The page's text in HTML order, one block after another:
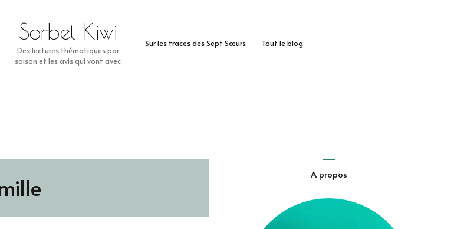
Sur les traces des Sept Sœurs Tout le blog
Sorbet Kiwi
Des lectures thématiques par
saison et les avis qui vont avec
A propos